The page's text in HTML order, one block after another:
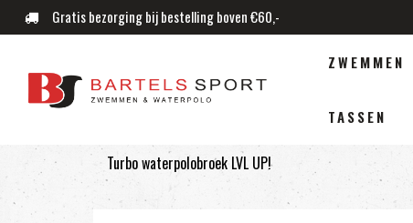
Gratis bezorging bij bestelling boven €60,-
ZWEMMEN
TASSEN
Turbo waterpolobroek LVL UP!